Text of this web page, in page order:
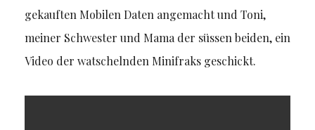
gekauften Mobilen Daten angemacht und Toni,
meiner Schwester und Mama der süssen beiden, ein
Video der watschelnden Minifraks geschickt.